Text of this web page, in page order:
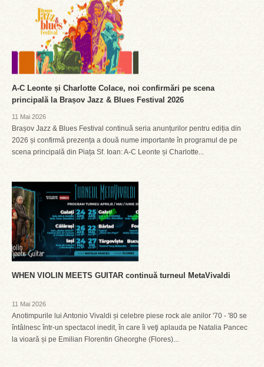
A-C Leonte și Charlotte Colace, noi confirmări pe scena
principală la Brașov Jazz & Blues Festival 2026
11 Mai 2026
Brașov Jazz & Blues Festival continuă seria anunțurilor pentru ediția din
2026 și confirmă prezența a două nume importante în programul de pe
scena principală din Piața Sf. Ioan: A-C Leonte și Charlotte...
WHEN VIOLIN MEETS GUITAR continuă turneul MetaVivaldi
11 Mai 2026
Anotimpurile lui Antonio Vivaldi și celebre piese rock ale anilor '70 - '80 se
întâlnesc într-un spectacol inedit, în care îi veţi aplauda pe Natalia Pancec
la vioară și pe Emilian Florentin Gheorghe (Flores)...